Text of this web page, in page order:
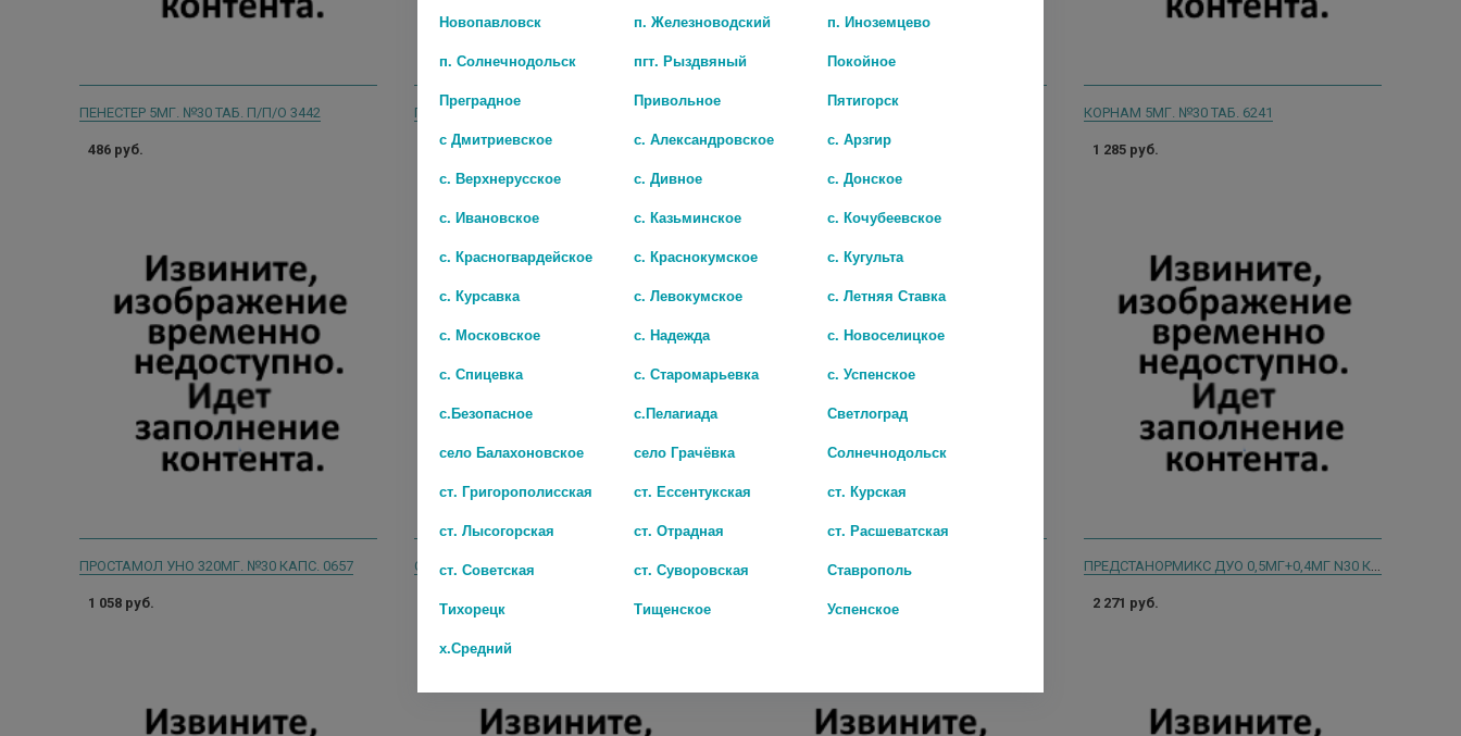
ПЕНЕСТЕР 5МГ. №30 ТАБ. П/П/О 3442
486 руб.
ПЕНЕСТЕР 5МГ. №30 ТАБ. П/П/О
493 руб.
КОРНАМ 5МГ. №20 ТАБ. /ЛЕК/ 6234
628 руб.
КОРНАМ 5МГ. №30 ТАБ. 6241
1 285 руб.
ПРОСТАМОЛ УНО 320МГ. №30 КАПС. 0657
1 058 руб.
СТАПРЕДИН Р-Р ДЛЯ В/М ВВЕД. 5МГ/МЛ АМП. 1МЛ №10
426 руб.
ПРЕДСТАНОРМИКС 0,5МГ N30 КАПС ПРЕДСТАНОРМИКС ДУО 0,5МГ+0,4МГ N30 КАПС МОДИФ ВЫСВОБ/БЛИСТЕР
2 271 руб.
Новопавловск
п. Железноводский
п. Иноземцево
п. Солнечнодольск
пгт. Рыздвяный
Покойное
Преградное
Привольное
Пятигорск
с Дмитриевское
с. Александровское
с. Арзгир
с. Верхнерусское
с. Дивное
с. Донское
с. Ивановское
с. Казьминское
с. Кочубеевское
с. Красногвардейское
с. Краснокумское
с. Кугульта
с. Курсавка
с. Левокумское
с. Летняя Ставка
с. Московское
с. Надежда
с. Новоселицкое
с. Спицевка
с. Старомарьевка
с. Успенское
с.Безопасное
с.Пелагиада
Светлоград
село Балахоновское
село Грачёвка
Солнечнодольск
ст. Григорополисская
ст. Ессентукская
ст. Курская
ст. Лысогорская
ст. Отрадная
ст. Расшеватская
ст. Советская
ст. Суворовская
Ставрополь
Тихорецк
Тищенское
Успенское
х.Средний